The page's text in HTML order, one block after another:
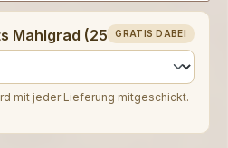
GRATIS DABEI
Mahlgrad (250 g)
mit jeder Lieferung mitgeschickt.